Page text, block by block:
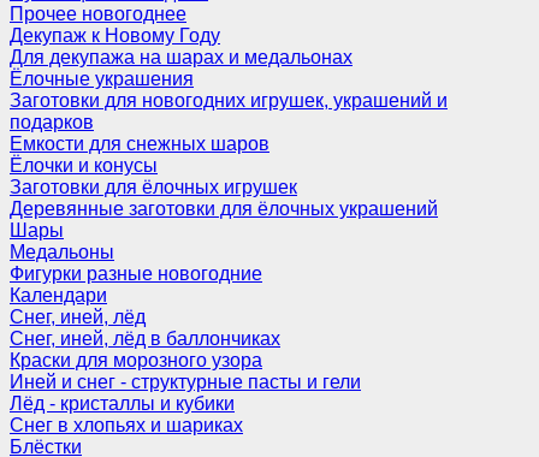
Прочее новогоднее
Декупаж к Новому Году
Для декупажа на шарах и медальонах
Ёлочные украшения
Заготовки для новогодних игрушек, украшений и
подарков
Емкости для снежных шаров
Ёлочки и конусы
Заготовки для ёлочных игрушек
Деревянные заготовки для ёлочных украшений
Шары
Медальоны
Фигурки разные новогодние
Календари
Снег, иней, лёд
Снег, иней, лёд в баллончиках
Краски для морозного узора
Иней и снег - структурные пасты и гели
Лёд - кристаллы и кубики
Снег в хлопьях и шариках
Блёстки